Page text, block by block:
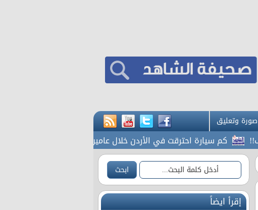
صورة وتعليق
كم سيارة احترقت في الأردن خلال عامين
إقرأ ايضاً